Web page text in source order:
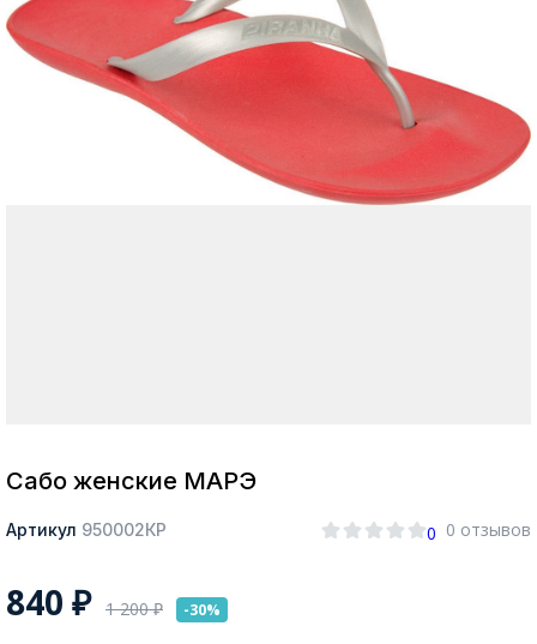
Сабо женские МАРЭ
Артикул 950002КР 0 0 отзывов
840 ₽ 1 200₽ -30%